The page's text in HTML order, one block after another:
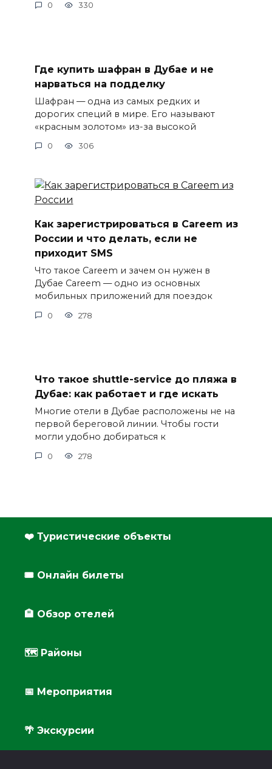
0 330
Где купить шафран в Дубае и не
нарваться на подделку
Шафран — одна из самых редких и
дорогих специй в мире. Его называют
«красным золотом» из-за высокой
0 306
Как зарегистрироваться в Careem из
России и что делать, если не
приходит SMS
Что такое Careem и зачем он нужен в
Дубае Careem — одно из основных
мобильных приложений для поездок
0 278
Что такое shuttle-service до пляжа в
Дубае: как работает и где искать
Многие отели в Дубае расположены не на
первой береговой линии. Чтобы гости
могли удобно добираться к
0 278
❤️ Туристические объекты
🎟️ Онлайн билеты
🏨 Обзор отелей
🗺 Районы
📅 Мероприятия
🌴 Экскурсии